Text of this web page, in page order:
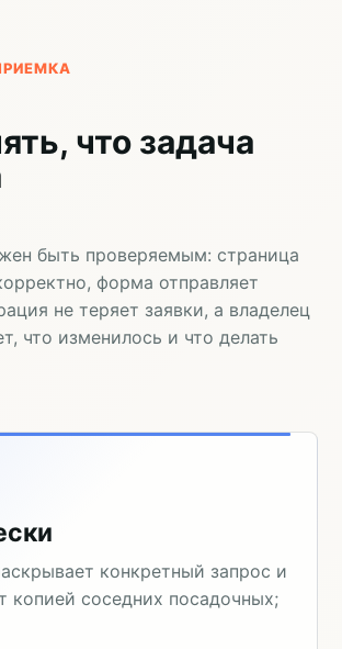
что задача
быть проверяемым: страница
форма отправляет
не теряет заявки, а владелец
что изменилось и что делать
конкретный запрос и
копией соседних посадочных;